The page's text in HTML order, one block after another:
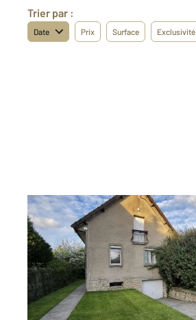
Trier par :
Date Prix Surface Exclusivité
MANTES LA JOLIE 78
225 m2, 7 pièces
Ref : 5661
Maison à vendre
420 000 €